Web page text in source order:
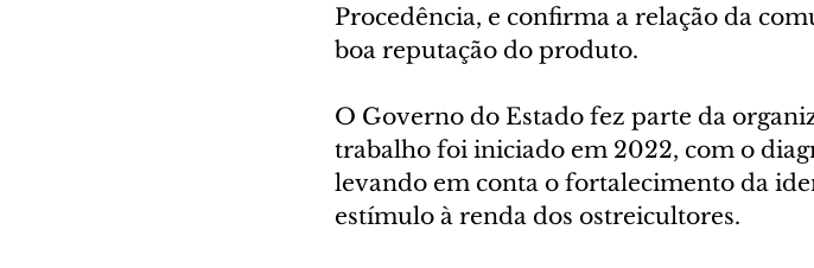
Procedência, e confirma a relação da
boa reputação do produto.
O Governo do Estado fez parte da
trabalho foi iniciado em 2022, com o
levando em conta o fortalecimento da
estímulo à renda dos ostreicultores.